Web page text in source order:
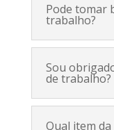
Pode tomar
trabalho?
Sou
de trabalho?
Qual item